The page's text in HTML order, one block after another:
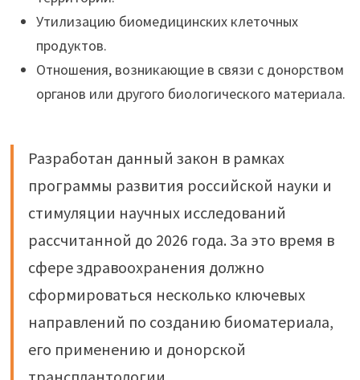
Утилизацию биомедицинских клеточных
продуктов.
Отношения, возникающие в связи с донорством
органов или другого биологического материала.
Разработан данный закон в рамках
программы развития российской науки и
стимуляции научных исследований
рассчитанной до 2026 года. За это время в
сфере здравоохранения должно
сформироваться несколько ключевых
направлений по созданию биоматериала,
его применению и донорской